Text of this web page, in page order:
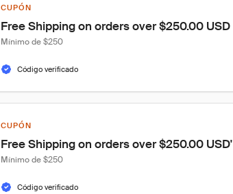
CUPÓN
Free Shipping on orders over $250.00 USD
Mínimo de $250
Código verificado
CUPÓN
Free Shipping on orders over $250.00 USD'
Mínimo de $250
Código verificado